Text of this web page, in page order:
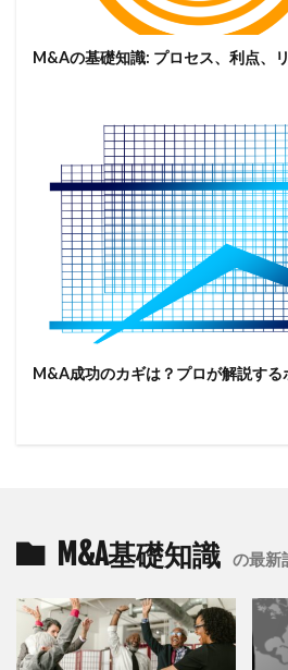
M&Aの基礎知識: プロセス、利点、
M&A成功のカギは？プロが解説する
M&A基礎知識 の最新